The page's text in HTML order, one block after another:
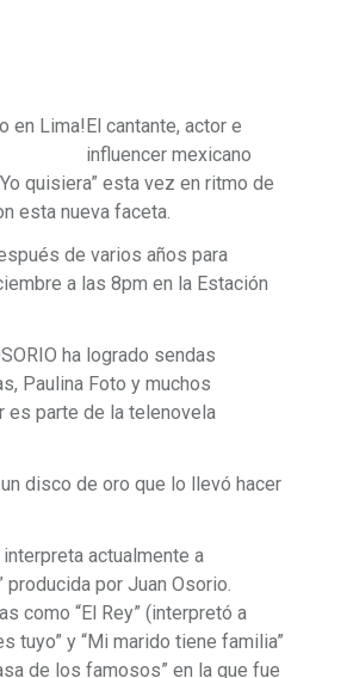
en Lima! El cantante, actor e
influencer mexicano
quisiera” esta vez en ritmo de
esta nueva faceta.
de varios años para
a las 8pm en la Estación
ha logrado sendas
Paulina Foto y muchos
es parte de la telenovela
disco de oro que lo llevó hacer
actualmente a
producida por Juan Osorio.
como “El Rey” (interpretó a
tuyo” y “Mi marido tiene familia”
de los famosos” en la que fue